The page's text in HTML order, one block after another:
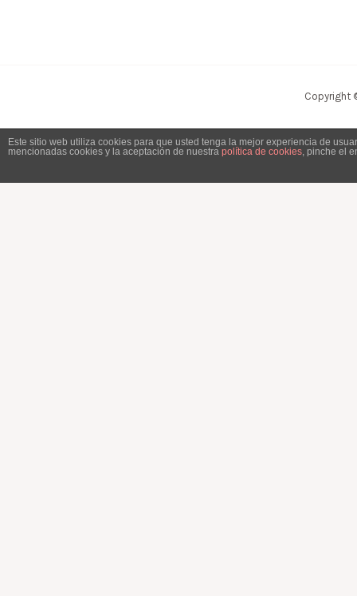
Copyright
Este sitio web utiliza cookies para que usted tenga la mejor experiencia de
mencionadas cookies y la aceptación de nuestra política de cookies , pinche el